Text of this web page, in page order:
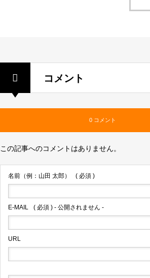
コメント
0 コメント
この記事へのコメントはありません。
名前（例：山田 太郎） ( 必須 )
E-MAIL ( 必須 ) - 公開されません -
URL